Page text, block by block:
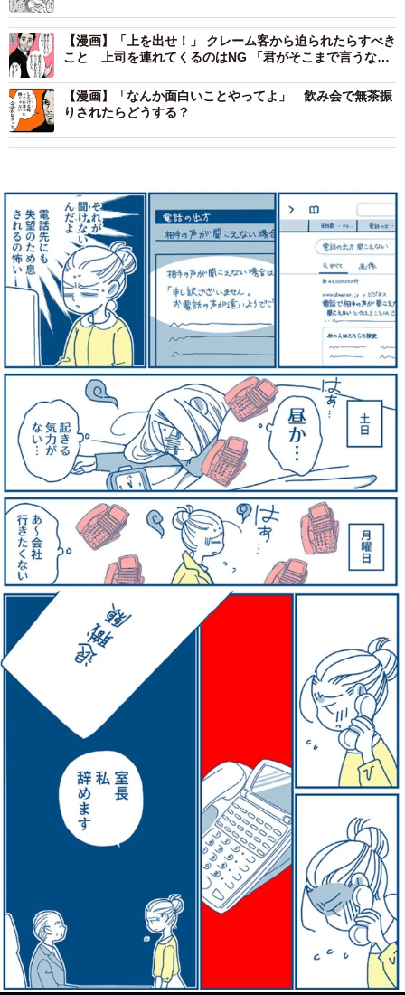
【漫画】「上を出せ！」 クレーム客から迫られたらすべき
こと 上司を連れてくるのはNG 「君がそこまで言うなら
【漫画】「なんか面白いことやってよ」 飲み会で無茶振
りされたらどうする？